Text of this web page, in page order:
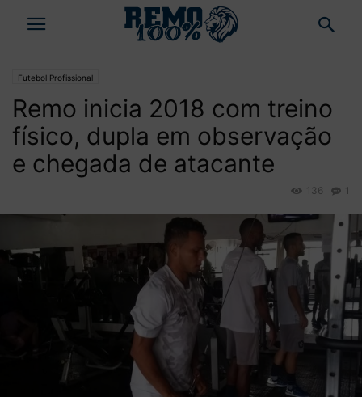
Futebol Profissional
Remo inicia 2018 com treino
físico, dupla em observação
e chegada de atacante
1
136